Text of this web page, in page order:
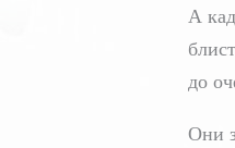
А
до
Они